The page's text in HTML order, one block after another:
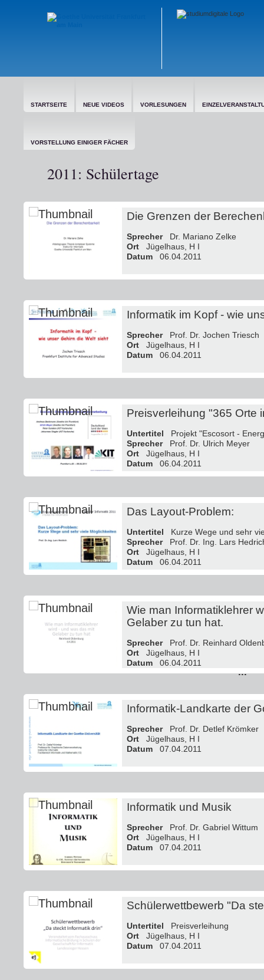
STARTSEITE NEUE VIDEOS VORLESUNGEN
VORSTELLUNG EINIGER FÄCHER
2011: Schülertage
Die Grenzen der
SprecherDr. Mariano Zelke
Ort Jügelhaus, H I
Datum 06.04.2011
Informatik im Kopf - wie
SprecherProf. Dr. Jochen Triesch
Ort Jügelhaus, H I
Datum 06.04.2011
Preisverleihung "365 Orte
Untertitel Projekt "Escosort -
SprecherProf. Dr. Ulrich Meyer
Ort Jügelhaus, H I
Datum 06.04.2011
Das Layout-Problem:
Untertitel Kurze Wege und sehr
SprecherProf. Dr. Ing. Lars
Ort Jügelhaus, H I
Datum 06.04.2011
Wie man Informatiklehrer
Gelaber zu tun hat.
SprecherProf. Dr. Reinhard
Ort Jügelhaus, H I
Datum 06.04.2011
...
Informatik-Landkarte der
SprecherProf. Dr. Detlef Krömker
Ort Jügelhaus, H I
Datum 07.04.2011
Informatik und Musik
SprecherProf. Dr. Gabriel Wittum
Ort Jügelhaus, H I
Datum 07.04.2011
Schülerwettbewerb "Da
Untertitel Preisverleihung
Ort Jügelhaus, H I
Datum 07.04.2011